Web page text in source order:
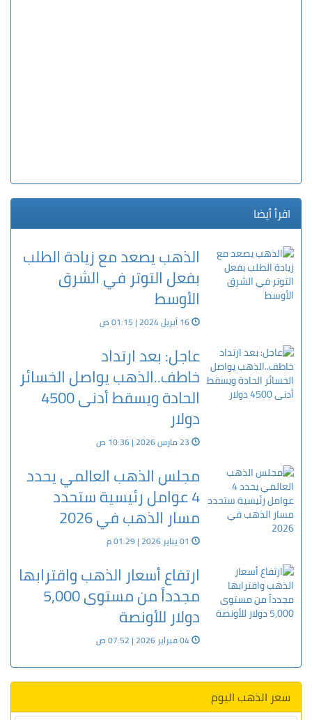
اقرأ أيضا
الذهب يصعد مع زيادة الطلب
بفعل التوتر في الشرق
الأوسط
16 أبريل 2024 | 01:15 ص
عاجل: بعد ارتداد
خاطف..الذهب يواصل الخسائر
الحادة ويسقط أدنى 4500
دولار
مجلس الذهب العالمي يحدد
4 عوامل رئيسية ستحدد
مسار الذهب في 2026
ارتفاع أسعار الذهب واقترابها
مجدداً من مستوى 5,000
دولار للأونصة
04 فبراير 2026 | 07:52 ص
سعر الذهب اليوم